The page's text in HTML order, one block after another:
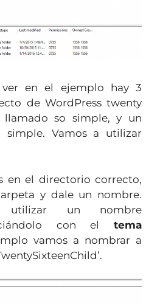
en el ejemplo hay 3
de WordPress twenty
llamado so simple, y un
Vamos a utilizar
en el directorio correcto,
y dale un nombre.
utilizar un nombre
con el tema
vamos a nombrar a